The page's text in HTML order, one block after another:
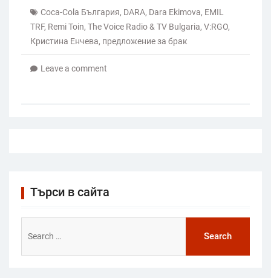
Coca-Cola България, DARA, Dara Ekimova, EMIL
TRF, Remi Toin, The Voice Radio & TV Bulgaria, V:RGO,
Кристина Енчева, предложение за брак
Leave a comment
Търси в сайта
for: